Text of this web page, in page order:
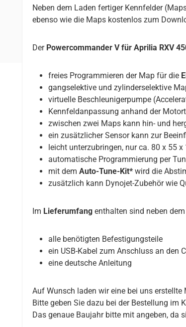
Neben dem Laden fertiger Kennfelder
ebenso wie die Maps kostenlos zum
Der Powercommander V für Aprilia RXV
freies Programmieren der Map für die
gangselektive und zylinderselektive
virtuelle Beschleunigerpumpe
Kennfeldanpassung anhand der
zwischen zwei Maps kann hin- und
ein zusätzlicher Sensor kann zur
leicht unterzubringen, nur ca. 80 x 55
automatische Programmierung per
mit dem Auto-Tune-Kit* wird die
zusätzlich kann Dynojet-Zubehör wie
Im Lieferumfang enthalten sind neben
alle benötigten Befestigungsteile
ein USB-Kabel zum Anschluss an den
eine deutsche Anleitung
Auf Wunsch laden wir eine bei uns
Bitte geben Sie dazu bei der Bestellung im
Das genaue Baujahr bitte mit angeben, da